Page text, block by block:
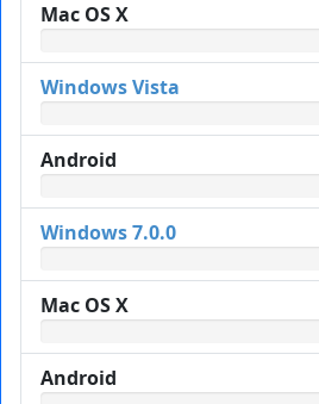
Mac OS X
Windows Vista
Android
Windows 7.0.0
Mac OS X
Android